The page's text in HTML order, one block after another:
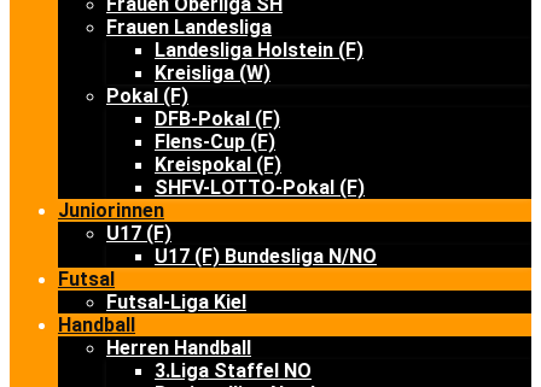
Frauen Landesliga
Landesliga Holstein (F)
Kreisliga (W)
Pokal (F)
DFB-Pokal (F)
Flens-Cup (F)
Kreispokal (F)
SHFV-LOTTO-Pokal (F)
Juniorinnen
U17 (F)
U17 (F) Bundesliga N/NO
Futsal
Futsal-Liga Kiel
Handball
Herren Handball
3.Liga Staffel NO